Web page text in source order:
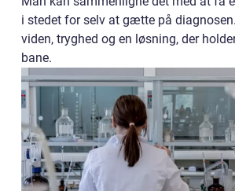
i stedet for selv at gætte på
viden, tryghed og en løsning, der
bane.